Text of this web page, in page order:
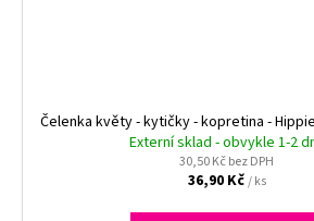
Čelenka květy - kytičky - kopretina -
Externí sklad - obvykle 1-2
30,50 Kč bez DPH
36,90 Kč/ ks